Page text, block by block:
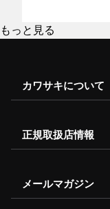
もっと見る
カワサキについて
正規取扱店情報
メールマガジン